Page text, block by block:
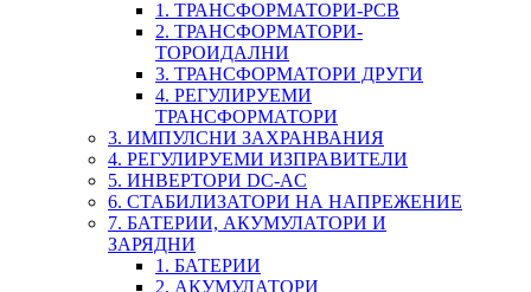
1. ТРАНСФОРМАТОРИ-PCB
2. ТРАНСФОРМАТОРИ-
ТОРОИДАЛНИ
3. ТРАНСФОРМАТОРИ ДРУГИ
4. РЕГУЛИРУЕМИ
ТРАНСФОРМАТОРИ
3. ИМПУЛСНИ ЗАХРАНВАНИЯ
4. РЕГУЛИРУЕМИ ИЗПРАВИТЕЛИ
5. ИНВЕРТОРИ DC-AC
6. СТАБИЛИЗАТОРИ НА НАПРЕЖЕНИЕ
7. БАТЕРИИ, АКУМУЛАТОРИ И
ЗАРЯДНИ
1. БАТЕРИИ
2. АКУМУЛАТОРИ